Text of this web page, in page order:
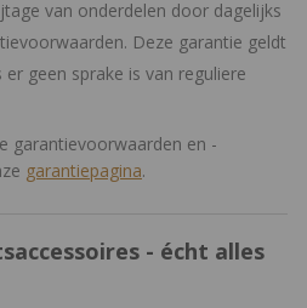
van onderdelen door dagelijks
Deze garantie geldt
geen sprake is van reguliere
garantievoorwaarden en -
garantiepagina.
- écht alles